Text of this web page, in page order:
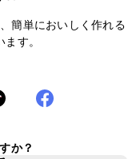
簡単においしく作れる
す。
か？